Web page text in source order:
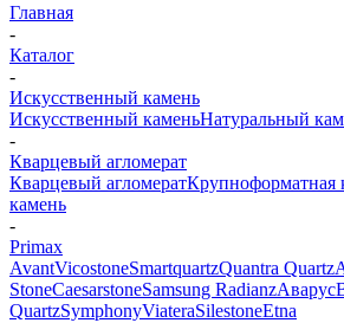
Главная
-
Каталог
-
Искусственный камень
Искусственный каменьНатуральный
-
Кварцевый агломерат
Кварцевый агломератКрупноформатная
камень
-
Primax
AvantVicostoneSmartquartzQuantra Quartz
StoneCaesarstoneSamsung RadianzАварус
QuartzSymphonyViateraSilestoneEtna